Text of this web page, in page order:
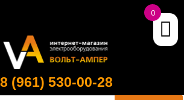
8 (961) 530-00-28
0